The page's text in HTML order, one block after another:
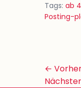
Tags: ab
Posting-
←